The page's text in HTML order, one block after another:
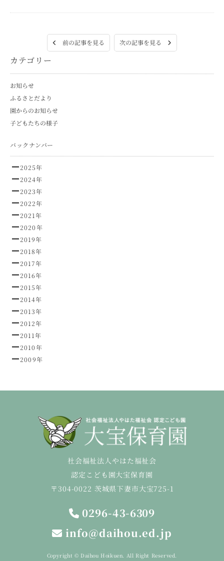
カテゴリー
お知らせ
ふるさとだより
園からのお知らせ
子どもたちの様子
バックナンバー
2025年
2024年
2023年
2022年
2021年
2020年
2019年
2018年
2017年
2016年
2015年
2014年
2013年
2012年
2011年
2010年
2009年
前の記事を見る 次の記事を見る
社会福祉法人やはた福祉会
認定こども園大宝保育園
〒304-0022 茨城県下妻市大宝725-1
0296-43-6309
info@daihou.ed.jp
Copyright © Daihou Hoikuen. All Right Reserved.